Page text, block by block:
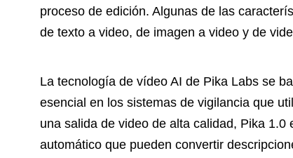
proceso de edición. Algunas de las
de texto a video, de imagen a video y de
La tecnología de vídeo AI de Pika Labs se
esencial en los sistemas de vigilancia que
una salida de video de alta calidad, Pika
automático que pueden convertir